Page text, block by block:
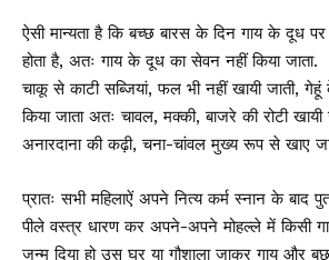
ऐसी मान्यता है कि बच्छ बारस के दिन गाय के दूध
होता है, अतः गाय के दूध का सेवन नहीं किया जाता.
चाकू से काटी सब्जियां, फल भी नहीं खायी जाती,
किया जाता अतः चावल, मक्की, बाजरे की रोटी
अनारदाना की कढ़ी, चना-चांवल मुख्य रूप से खाए
प्रातः सभी महिलाऐं अपने नित्य कर्म स्नान के बाद
पीले वस्त्र धारण कर अपने-अपने मोहल्ले में किसी
जन्म दिया हो उस घर या गौशाला जाकर गाय और